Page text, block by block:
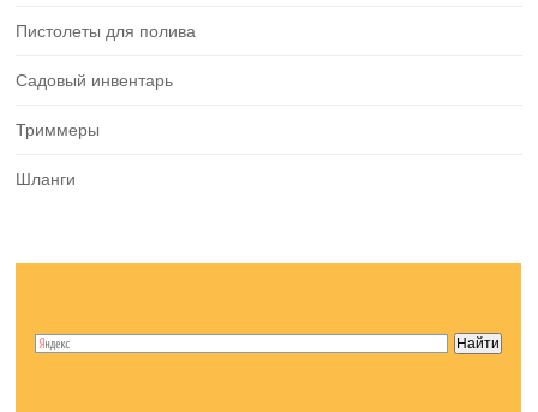
Пистолеты для полива
Садовый инвентарь
Триммеры
Шланги